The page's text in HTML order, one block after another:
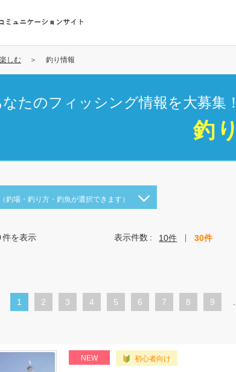
ミュニケーションサイト
しむ 釣り情報
なたのフィッシング情報を大募集
釣
（釣場・釣り方・釣魚が選択できます）
件を表示 表示件数 10件 30件
カ
1
ペ
2
ペ
3
ペ
4
ペ
5
ペ
6
ペ
7
ペ
8
ペ
9
NEW 初心者向け